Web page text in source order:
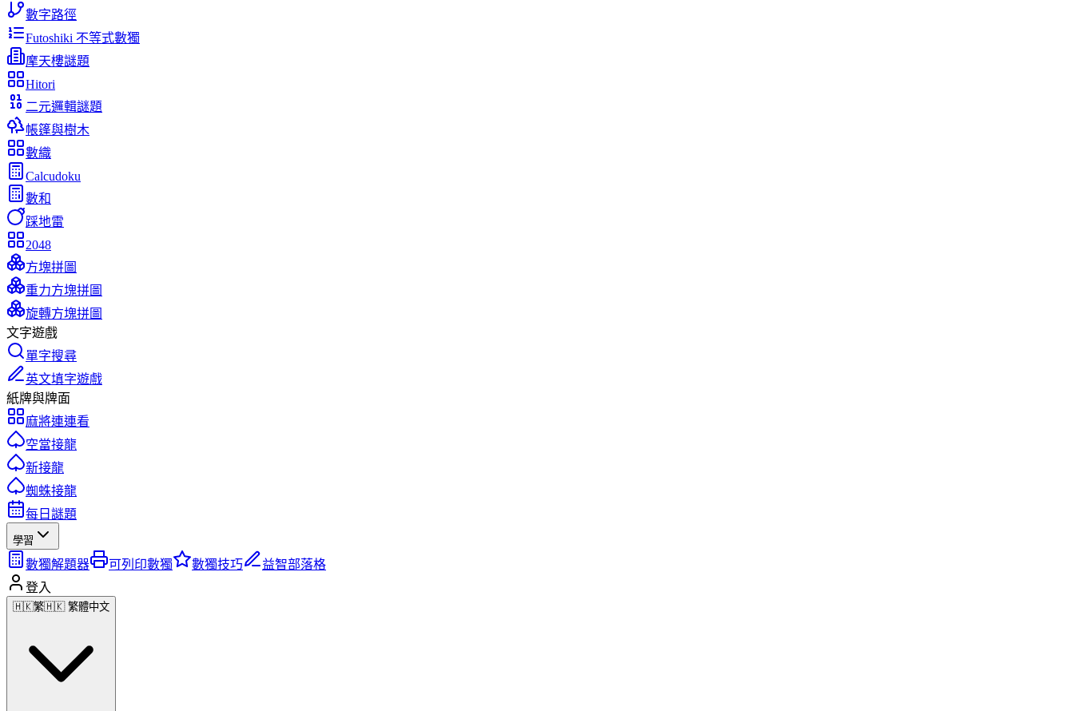
數字路徑
Futoshiki 不等式數獨
摩天樓謎題
Hitori
二元邏輯謎題
帳篷與樹木
數織
Calcudoku
數和
踩地雷
2048
方塊拼圖
重力方塊拼圖
旋轉方塊拼圖
文字遊戲
單字搜尋
英文填字遊戲
紙牌與牌面
麻將連連看
空當接龍
新接龍
蜘蛛接龍
每日謎題
學習
數獨解題器 可列印數獨 數獨技巧
益智部落格
登入
🇭🇰繁🇭🇰 繁體中文